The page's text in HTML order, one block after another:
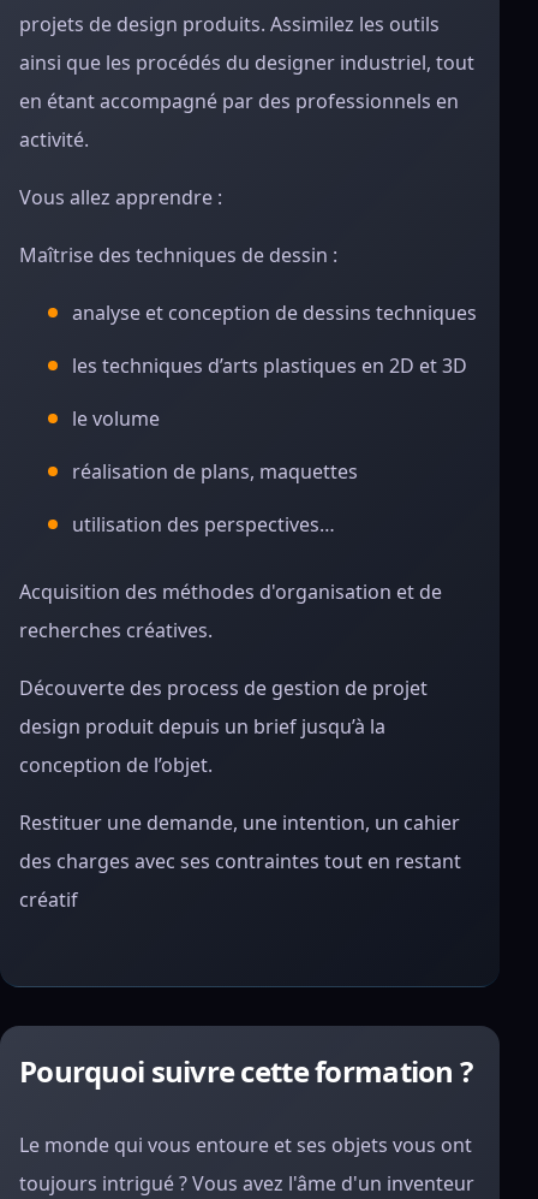
projets de design produits. Assimilez les outils
ainsi que les procédés du designer industriel, tout
en étant accompagné par des professionnels en
activité.
Vous allez apprendre :
Maîtrise des techniques de dessin :
analyse et conception de dessins techniques
les techniques d’arts plastiques en 2D et 3D
le volume
réalisation de plans, maquettes
utilisation des perspectives…
Acquisition des méthodes d'organisation et de
recherches créatives.
Découverte des process de gestion de projet
design produit depuis un brief jusqu’à la
conception de l’objet.
Restituer une demande, une intention, un cahier
des charges avec ses contraintes tout en restant
créatif
Pourquoi suivre cette formation ?
Le monde qui vous entoure et ses objets vous ont
toujours intrigué ? Vous avez l'âme d'un inventeur